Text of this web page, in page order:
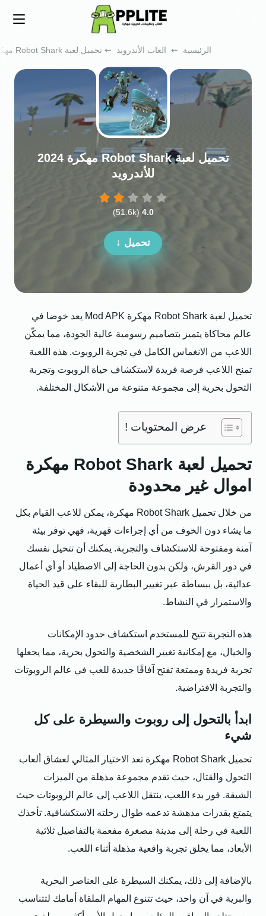
الرئيسية ⇜ العاب الأندرويد ⇜ تحميل لعبة Robot Shark مهكرة 2024 للأندرويد
تحميل لعبة Robot Shark مهكرة 2024
للأندرويد
4.0
(
51.6k
)
تحميل ↓
تحميل لعبة Robot Shark مهكرة Mod APK يعد خوضا في
عالم محاكاة يتميز بتصاميم رسومية عالية الجودة، مما يمكّن
اللاعب من الانغماس الكامل في تجربة الروبوت. هذه اللعبة
تمنح اللاعب فرصة فريدة لاستكشاف حياة الروبوت وتجربة
التحول بحرية إلى مجموعة متنوعة من الأشكال المختلفة.
عرض المحتويات !
تحميل لعبة Robot Shark مهكرة
اموال غير محدودة
من خلال تحميل Robot Shark مهكرة، يمكن للاعب القيام بكل
ما يشاء دون الخوف من أي إجراءات قهرية، فهي توفر بيئة
آمنة ومفتوحة للاستكشاف والتجربة. يمكنك أن تتخيل نفسك
في دور القرش، ولكن بدون الحاجة إلى الاصطياد أو أي أعمال
عدائية، بل ببساطة عبر تغيير البطارية للبقاء على قيد الحياة
والاستمرار في النشاط.
هذه التجربة تتيح للمستخدم استكشاف حدود الإمكانات
والخيال، مع إمكانية تغيير الشخصية والتحول بحرية، مما يجعلها
تجربة فريدة وممتعة تفتح آفاقًا جديدة للعب في عالم الروبوتات
والتجربة الافتراضية.
ابدأ بالتحول إلى روبوت والسيطرة على كل
شيء
تحميل Robot Shark مهكرة تعد الاختيار المثالي لعشاق ألعاب
التحول والقتال، حيث تقدم مجموعة مذهلة من الميزات
الشيقة. فور بدء اللعب، ينتقل اللاعب إلى عالم الروبوتات حيث
يتمتع بقدرات مدهشة تدعمه طوال رحلته الاستكشافية. تأخذك
اللعبة في رحلة إلى مدينة مصغرة مفعمة بالتفاصيل ثلاثية
الأبعاد، مما يخلق تجربة واقعية مذهلة أثناء اللعب.
بالإضافة إلى ذلك، يمكنك السيطرة على العناصر البحرية
والبرية في آن واحد، حيث تتنوع المهام الملقاة أمامك لتتناسب